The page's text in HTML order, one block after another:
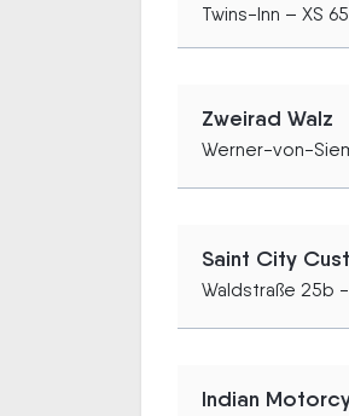
Twins-Inn – XS
Zweirad Walz
Werner-von-
Saint City
Waldstraße 25b
Indian